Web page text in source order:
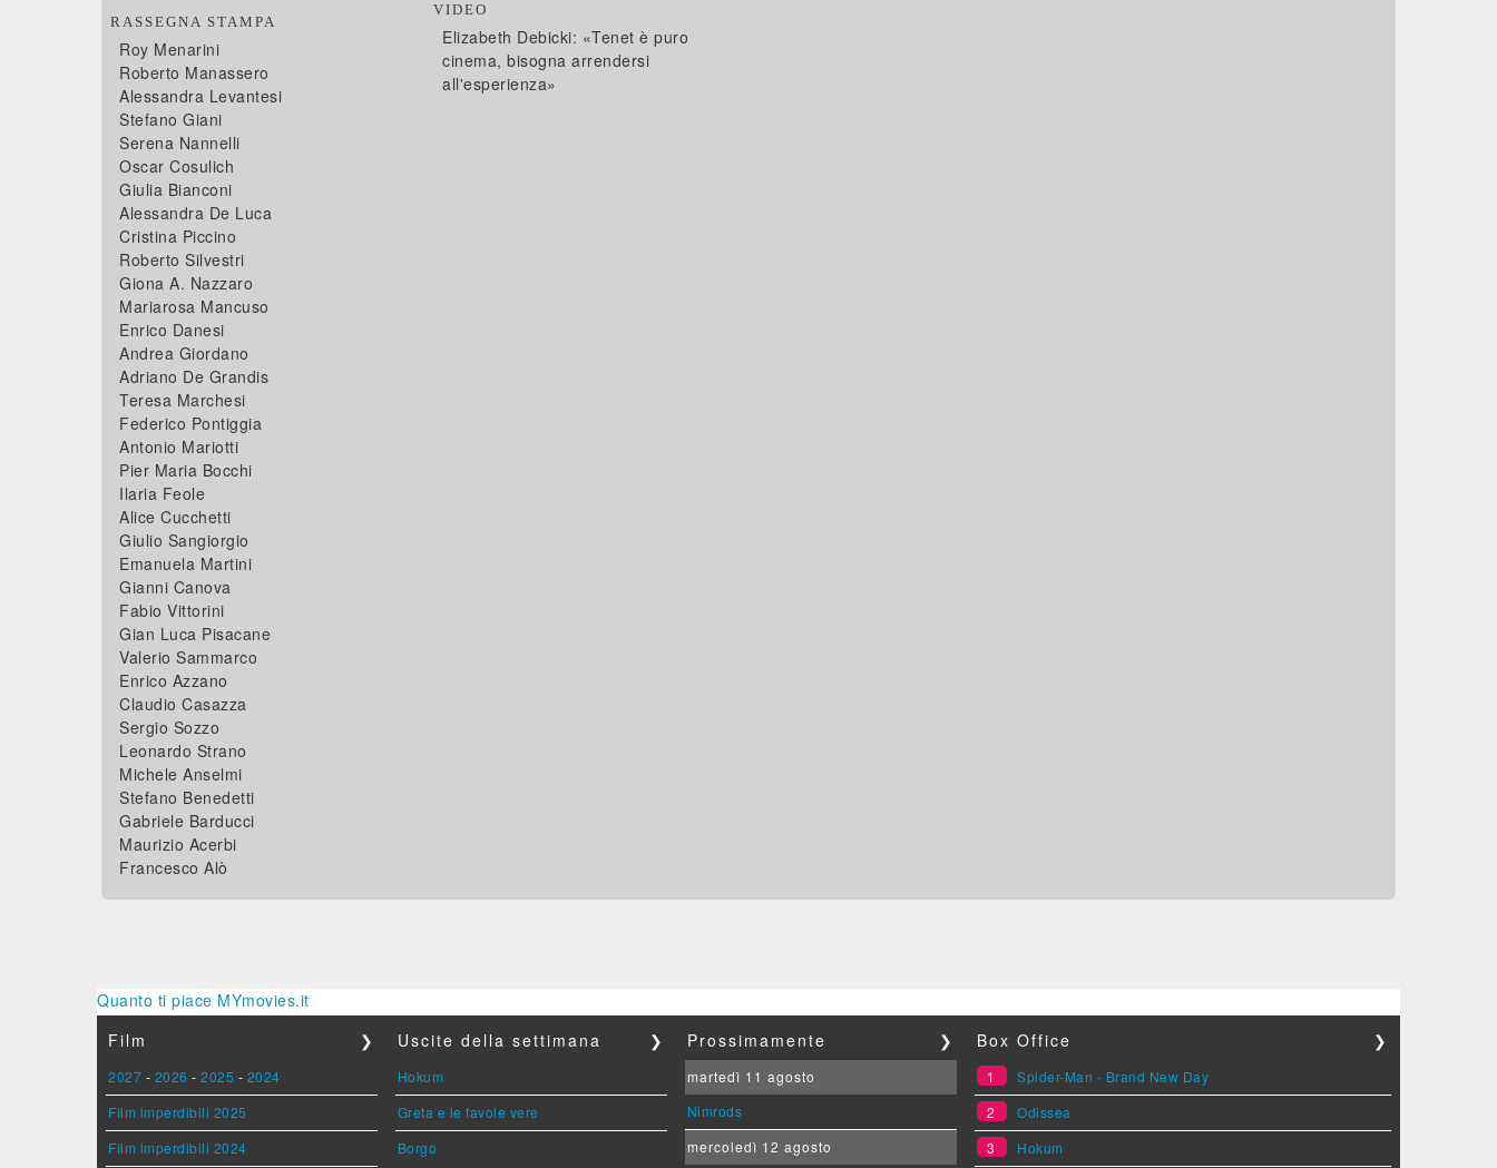
RASSEGNA STAMPA
Roy Menarini
Roberto Manassero
Alessandra Levantesi
Stefano Giani
Serena Nannelli
Oscar Cosulich
Giulia Bianconi
Alessandra De Luca
Cristina Piccino
Roberto Silvestri
Giona A. Nazzaro
Mariarosa Mancuso
Enrico Danesi
Andrea Giordano
Adriano De Grandis
Teresa Marchesi
Federico Pontiggia
Antonio Mariotti
Pier Maria Bocchi
Ilaria Feole
Alice Cucchetti
Giulio Sangiorgio
Emanuela Martini
Gianni Canova
Fabio Vittorini
Gian Luca Pisacane
Valerio Sammarco
Enrico Azzano
Claudio Casazza
Sergio Sozzo
Leonardo Strano
Michele Anselmi
Stefano Benedetti
Gabriele Barducci
Maurizio Acerbi
Francesco Alò
VIDEO
Elizabeth Debicki: «Tenet è puro
cinema, bisogna arrendersi
all'esperienza»
Quanto ti piace MYmovies.it
Film
❯
2027 - 2026 - 2025 - 2024
Film imperdibili 2025
Film imperdibili 2024
Uscite della settimana ❯
Hokum
Greta e le favole vere
Borgo
Prossimamente ❯
martedì 11 agosto
Nimrods
mercoledì 12 agosto
Box Office ❯
1
Spider-Man - Brand New Day
2
Odissea
3
Hokum